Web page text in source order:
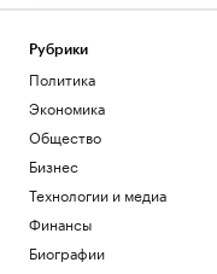
Минобороны показало
Политика
Александрова первой
четвертый круг
Спорт
Балицкий сообщил об
по рейсовому автобусу
Политика
Зачем экономике России
товарная биржа
Рубрики
Политика
Экономика
Общество
Бизнес
Технологии и медиа
Финансы
Биографии